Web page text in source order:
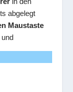
abgelegt
Maustaste